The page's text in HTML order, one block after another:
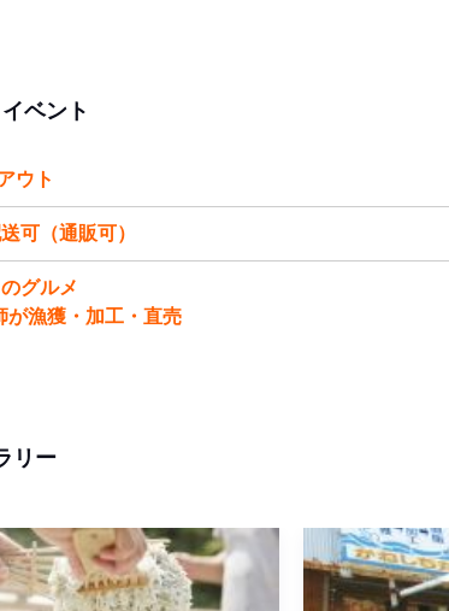
ベント
ウト
可（通販可）
グルメ
が漁獲・加工・直売
リー